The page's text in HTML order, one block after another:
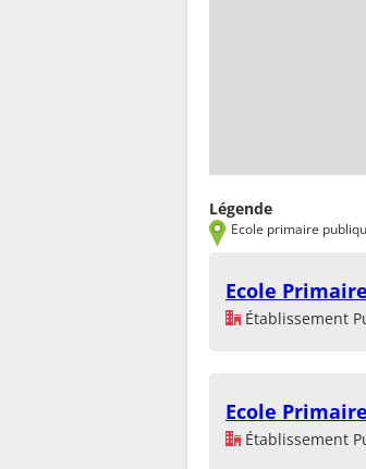
Légende
Ecole primaire
Ecole
Établissement
Ecole
Établissement